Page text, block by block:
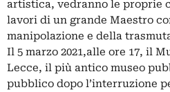
artistica, vedranno le proprie
lavori di un grande Maestro
manipolazione e della
Il 5 marzo 2021,alle ore 17, il
Lecce, il più antico museo
pubblico dopo l’interruzione